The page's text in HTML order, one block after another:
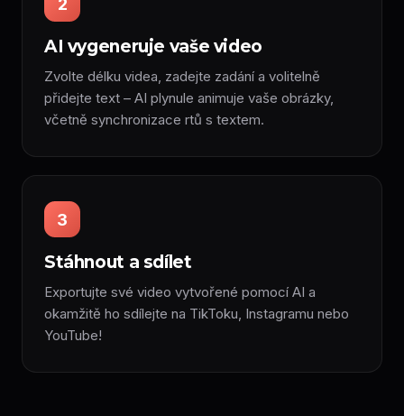
AI vygeneruje vaše video
Zvolte délku videa, zadejte zadání a volitelně
přidejte text – AI plynule animuje vaše obrázky,
včetně synchronizace rtů s textem.
3
Stáhnout a sdílet
Exportujte své video vytvořené pomocí AI a
okamžitě ho sdílejte na TikToku, Instagramu nebo
YouTube!